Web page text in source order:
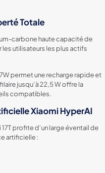
Totale
carbone haute capacité de
utilisateurs les plus actifs
permet une recharge rapide et
jusqu’à 22,5 W offre la
compatibles.
Xiaomi HyperAI
profite d’un large éventail de
artificielle :